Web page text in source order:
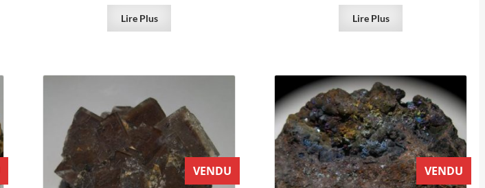
Lire Plus Lire Plus
VENDU VENDU